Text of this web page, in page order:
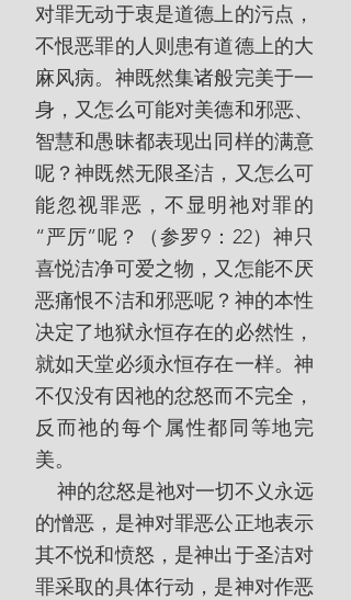
对罪无动于衷是道德上的污点，
不恨恶罪的人则患有道德上的大
麻风病。神既然集诸般完美于一
身，又怎么可能对美德和邪恶、
智慧和愚昧都表现出同样的满意
呢？神既然无限圣洁，又怎么可
能忽视罪恶，不显明祂对罪的
“严厉”呢？（参罗9：22）神只
喜悦洁净可爱之物，又怎能不厌
恶痛恨不洁和邪恶呢？神的本性
决定了地狱永恒存在的必然性，
就如天堂必须永恒存在一样。神
不仅没有因祂的忿怒而不完全，
反而祂的每个属性都同等地完
美。
的憎恶，是神对罪恶公正地表示
其不悦和愤怒，是神出于圣洁对
罪采取的具体行动，是神对作恶